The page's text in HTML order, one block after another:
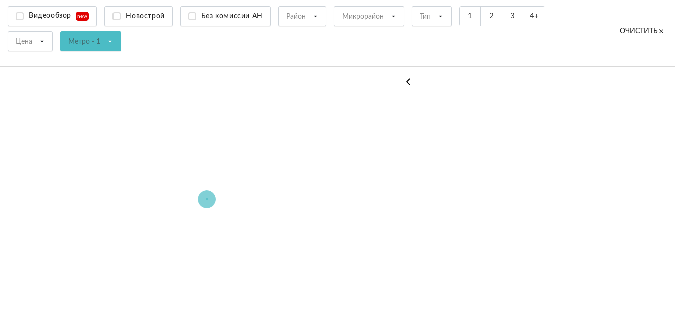
Видеообзор new Новострой Без комиссии АН Район Микрорайон Тип 1 2 3 4+
Цена Метро - 1
ОЧИСТИТЬ